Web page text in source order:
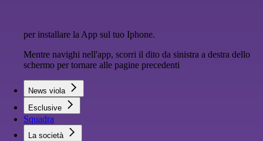
per installare la App sul tuo Iphone.
Mentre navighi nell'app, scorri il dito da sinistra a destra dello
schermo per tornare alle pagine precedenti
News viola
Esclusive
Squadra
La società